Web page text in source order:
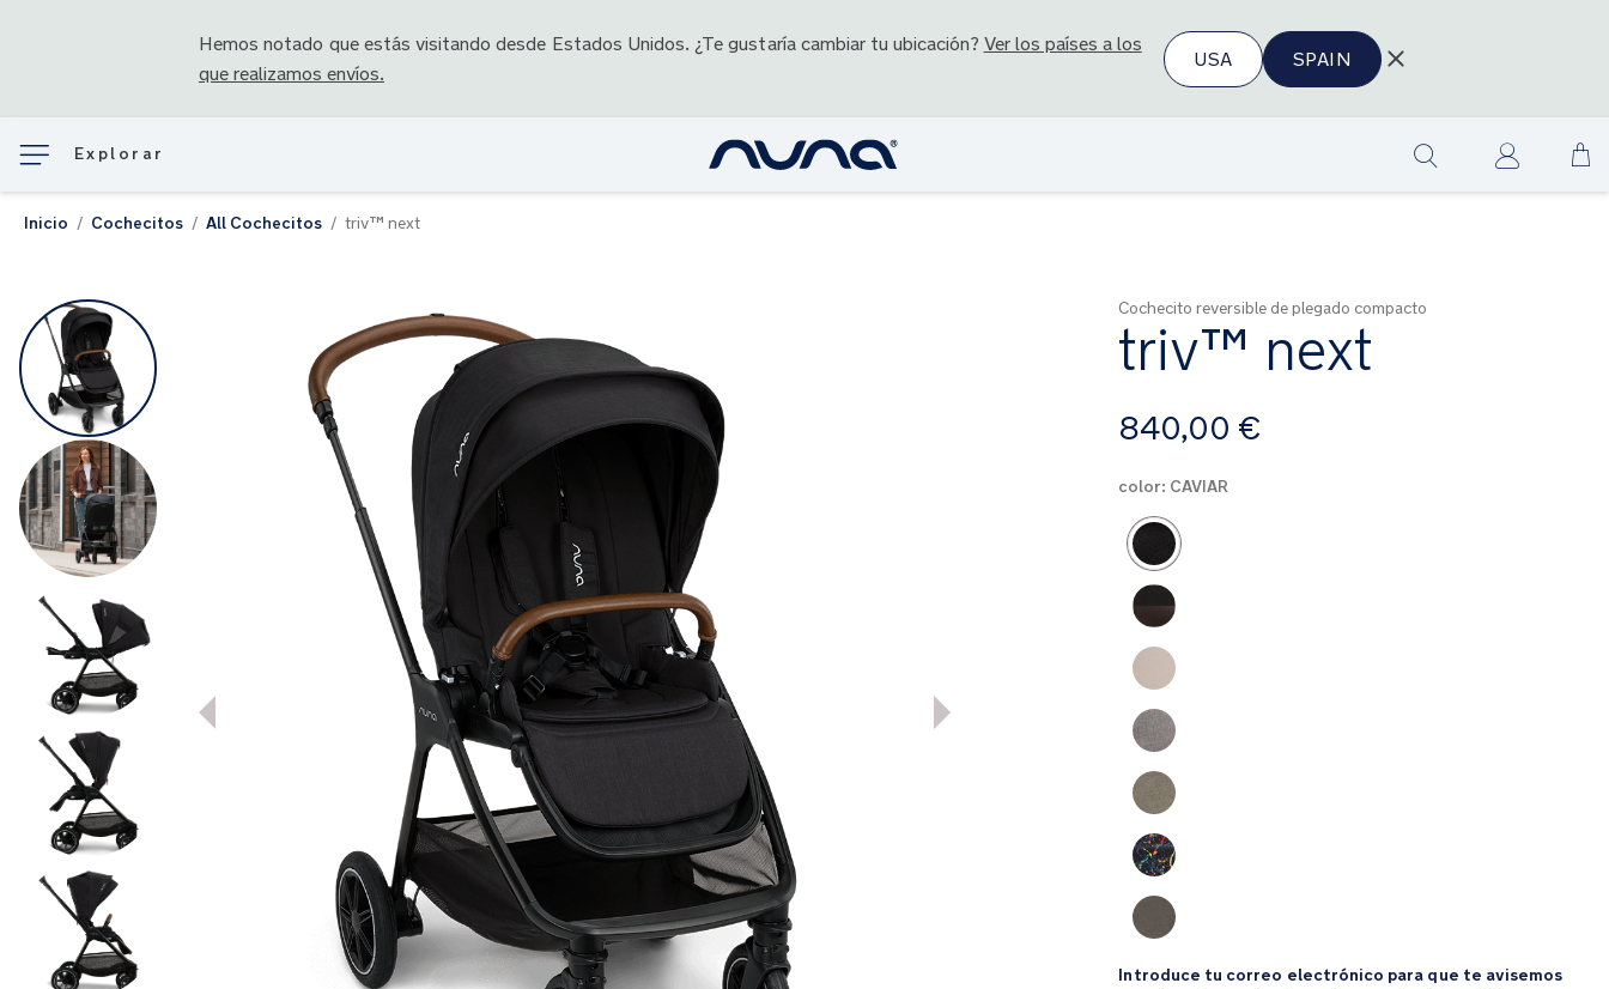
Hemos notado que estás visitando desde Estados Unidos. ¿Te gustaría cambiar tu ubicación? Ver los países a los
que realizamos envíos.
USA SPAIN
Ir
Explorar
Inicio Cochecitos All Cochecitos triv™ next
Cochecito reversible de plegado compacto
triv™ next
A
partir
840,00 €
Saltar
al
final
de
la
galería
imágenes
color: CAVIAR
Product Fashions
Introduce tu correo electrónico para que te avisemos